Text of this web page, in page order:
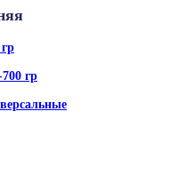
гр